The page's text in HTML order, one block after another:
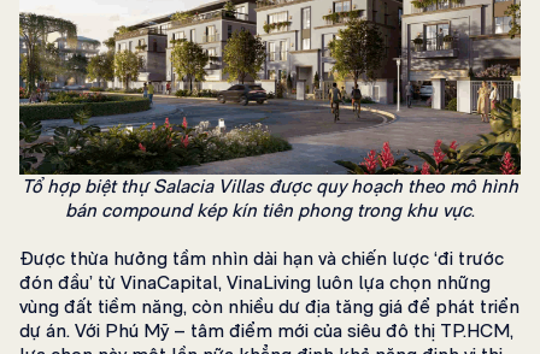
Tổ hợp biệt thự Salacia Villas được quy hoạch theo mô hình
bán compound kép kín tiên phong trong khu vực.
Được thừa hưởng tầm nhìn dài hạn và chiến lược ‘đi trước
đón đầu’ từ VinaCapital, VinaLiving luôn lựa chọn những
vùng đất tiềm năng, còn nhiều dư địa tăng giá để phát triển
dự án. Với Phú Mỹ – tâm điểm mới của siêu đô thị TP.HCM,